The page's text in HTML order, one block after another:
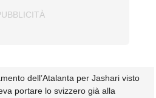
dell’Atalanta per Jashari visto
portare lo svizzero già alla